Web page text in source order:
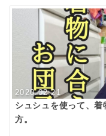
2020.02.21
シュシュを使って、
方。